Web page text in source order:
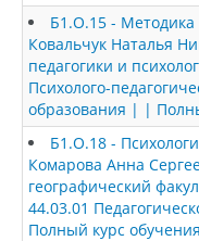
Б1.О.15 -
Ковальчук Наталья
педагогики и
Психолого-
образования | |
Б1.О.18 -
Комарова Анна
географический
44.03.01
Полный курс обучения